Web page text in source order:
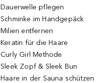
Dauerwelle pflegen
Schminke im Handgepäck
Milien entfernen
Keratin für die Haare
Curly Girl Methode
Sleek Zopf & Sleek Bun
Haare in der Sauna schützen